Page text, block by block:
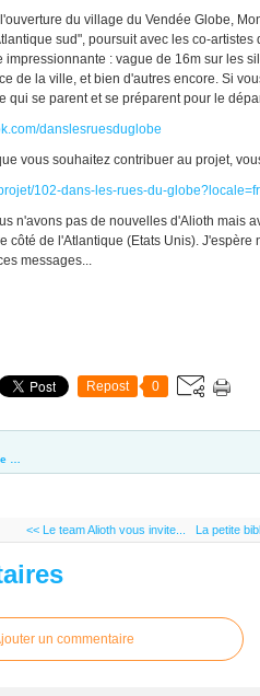
du village du Vendée Globe,
sud", poursuit avec les co-artistes
impressionnante : vague de 16m sur les
de la ville, et bien d'autres encore. Si
qui se parent et se préparent pour le
danslesruesduglobe
vous souhaitez contribuer au projet,
102-dans-les-rues-du-globe?locale=fr
n'avons pas de nouvelles d'Alioth mais
côté de l'Atlantique (Etats Unis).
messages...
Repost 0
<< Le team Alioth vous invite... La petite
un commentaire